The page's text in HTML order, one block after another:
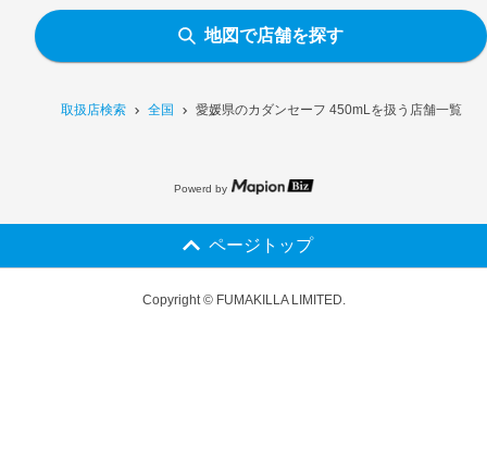
取扱店検索 全国 愛媛県のカダンセーフ 450mLを扱う店舗一覧
地図で店舗を探す
Powerd by
ページトップ
Copyright © FUMAKILLA LIMITED.